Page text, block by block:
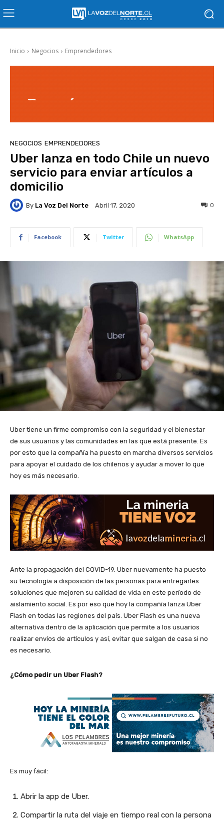
Inicio Negocios Emprendedores
NEGOCIOS EMPRENDEDORES
Uber lanza en todo Chile un nuevo
servicio para enviar artículos a
domicilio
By La Voz Del Norte Abril 17, 2020 0
Facebook Twitter WhatsApp
Uber tiene un firme compromiso con la seguridad y el bienestar
de sus usuarios y las comunidades en las que está presente. Es
por esto que la compañía ha puesto en marcha diversos servicios
para apoyar el cuidado de los chilenos y ayudar a mover lo que
hoy es más necesario.
Ante la propagación del COVID-19, Uber nuevamente ha puesto
su tecnología a disposición de las personas para entregarles
soluciones que mejoren su calidad de vida en este período de
aislamiento social. Es por eso que hoy la compañía lanza Uber
Flash en todas las regiones del país. Uber Flash es una nueva
alternativa dentro de la aplicación que permite a los usuarios
realizar envíos de artículos y así, evitar que salgan de casa si no
es necesario.
¿Cómo pedir un Uber Flash?
Es muy fácil:
Abrir la app de Uber.
Compartir la ruta del viaje en tiempo real con la persona